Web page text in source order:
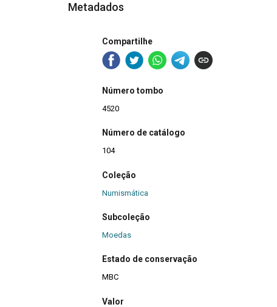
Metadados
Compartilhe
Número tombo
4520
Número de catálogo
104
Coleção
Numismática
Subcoleção
Moedas
Estado de conservação
MBC
Valor